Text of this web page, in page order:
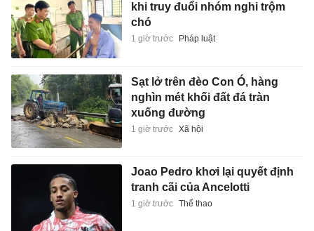
khi truy đuổi nhóm nghi trộm
chó
1 giờ trước Pháp luật
Sạt lở trên đèo Con Ó, hàng
nghìn mét khối đất đá tràn
xuống đường
1 giờ trước Xã hội
Joao Pedro khơi lại quyết định
tranh cãi của Ancelotti
1 giờ trước Thể thao